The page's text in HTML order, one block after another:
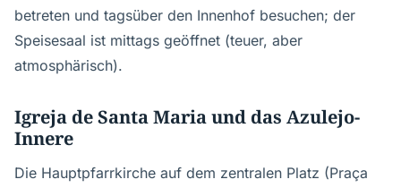
betreten und tagsüber den Innenhof besuchen; der
Speisesaal ist mittags geöffnet (teuer, aber
atmosphärisch).
Igreja de Santa Maria und das Azulejo-
Innere
Die Hauptpfarrkirche auf dem zentralen Platz (Praça